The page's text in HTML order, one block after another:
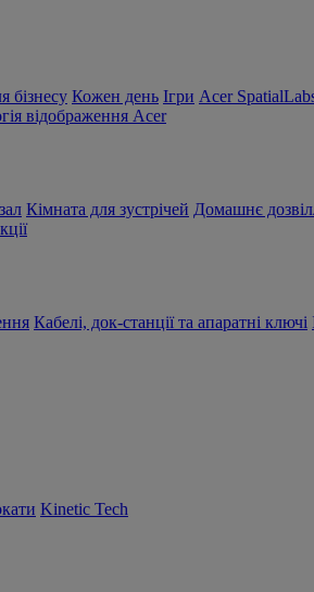
бізнесу Кожен день Ігри Acer
відображення Acer
Кімната для зустрічей Домашнє
Кабелі, док-станції та апаратні ключі
Kinetic Tech